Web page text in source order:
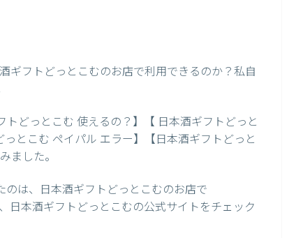
ギフトどっとこむのお店で利用できるのか？私自
どっとこむ 使えるの？】【 日本酒ギフトどっと
とこむ ペイパル エラー】【日本酒ギフトどっと
ました。
のは、日本酒ギフトどっとこむのお店で
日本酒ギフトどっとこむの公式サイトをチェック